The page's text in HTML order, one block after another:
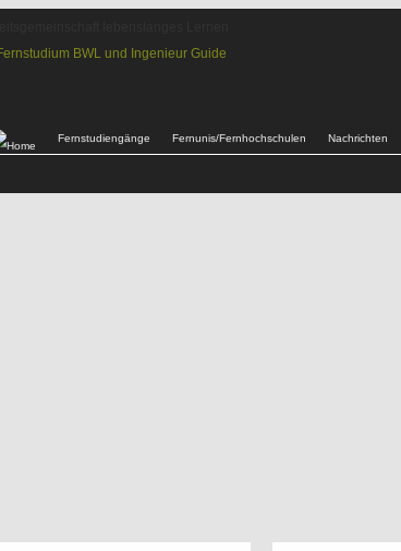
Fernstudiengänge Fernunis/Fernhochschulen Nachrichten